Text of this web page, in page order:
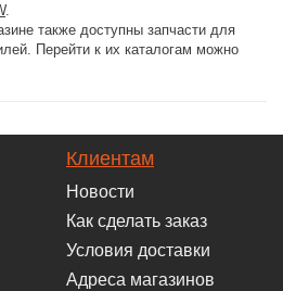
.
также доступны запчасти для
Перейти к их каталогам можно
Клиентам
Новости
Как сделать заказ
Условия доставки
Адреса магазинов